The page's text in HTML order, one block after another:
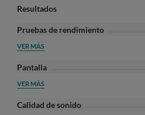
Resultados
Pruebas de rendimiento
VER MÁS
Pantalla
VER MÁS
Calidad de sonido